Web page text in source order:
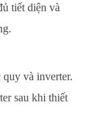
tiết diện và
và inverter.
sau khi thiết